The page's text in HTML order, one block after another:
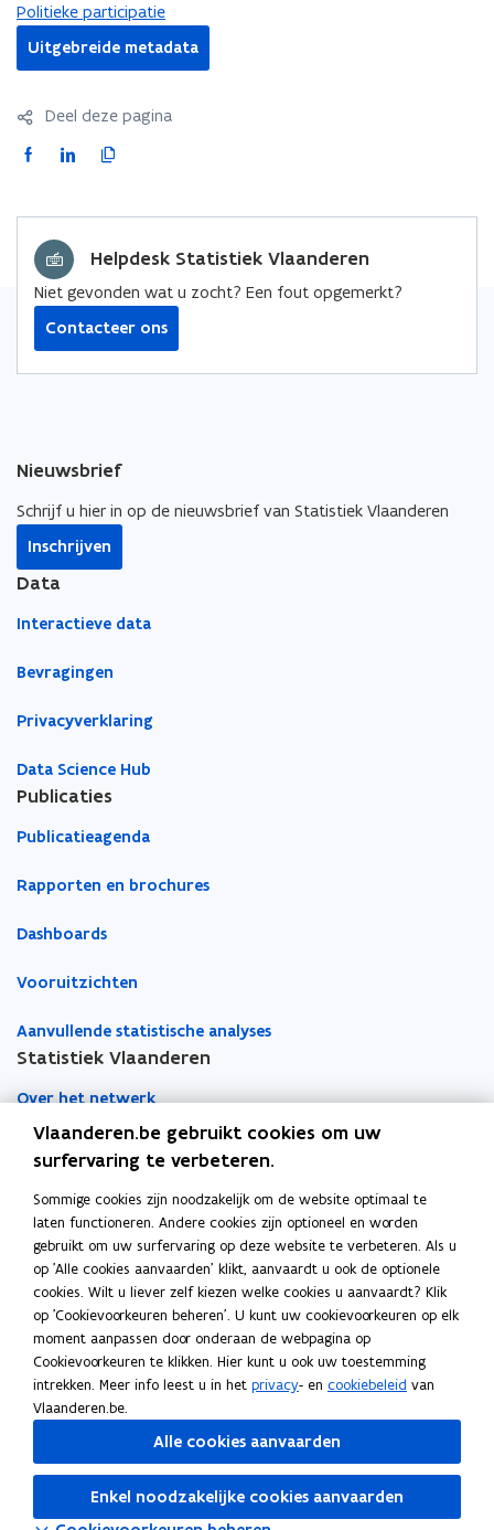
Politieke participatie
Uitgebreide metadata
Deel deze pagina
F
t
n
i
u
v
s
t
r
L
e
d
i
n
t
n
n
i
u
v
n
s
t
r
K
e
e
r
l
a
r
k
l
m
o
Helpdesk Statistiek Vlaanderen
Niet gevonden wat u zocht? Een fout opgemerkt?
Contacteer ons
Nieuwsbrief
Schrijf u hier in op de nieuwsbrief van Statistiek Vlaanderen
Inschrijven
Data
Interactieve data
Bevragingen
Privacyverklaring
Data Science Hub
Publicaties
Publicatieagenda
Rapporten en brochures
Dashboards
Vooruitzichten
Aanvullende statistische analyses
Statistiek Vlaanderen
Over het netwerk
Academische samenwerking
Nieuws
Evenementen
Contact
Pers
Volg Statistiek Vlaanderen op
opent in nieuw venster
Linkedin
opent in nieuw venster
Vlaanderen.be gebruikt cookies om uw
surfervaring te verbeteren.
Sommige cookies zijn noodzakelijk om de website optimaal te
laten functioneren. Andere cookies zijn optioneel en worden
gebruikt om uw surfervaring op deze website te verbeteren. Als u
op 'Alle cookies aanvaarden' klikt, aanvaardt u ook de optionele
cookies. Wilt u liever zelf kiezen welke cookies u aanvaardt? Klik
op 'Cookievoorkeuren beheren'. U kunt uw cookievoorkeuren op elk
moment aanpassen door onderaan de webpagina op
Cookievoorkeuren te klikken. Hier kunt u ook uw toestemming
intrekken. Meer info leest u in het privacy- en cookiebeleid van
Vlaanderen.be.
Alle cookies aanvaarden
Enkel noodzakelijke cookies aanvaarden